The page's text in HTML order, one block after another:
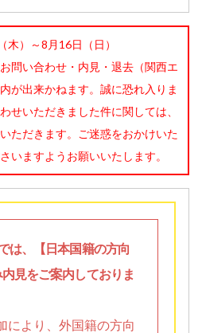
木）～8月16日（日）
問い合わせ・内見・退去（関西エ
が出来かねます。誠に恐れ入りま
せいただきました件に関しては、
ただきます。ご迷惑をおかけいた
いますようお願いいたします。
は、【日本国籍の方向
見をご案内しておりま
により、外国籍の方向